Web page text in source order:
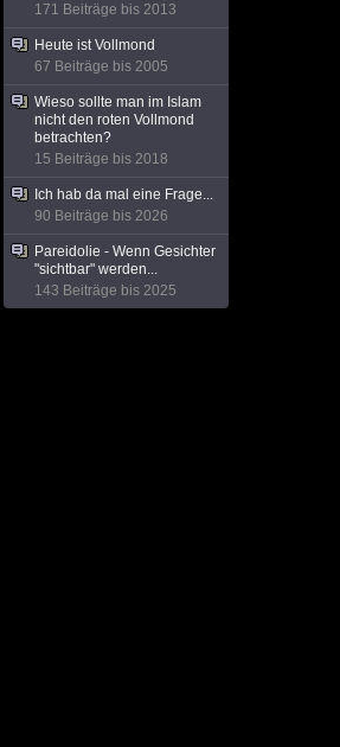
171 Beiträge bis 2013
Heute ist Vollmond
67 Beiträge bis 2005
Wieso sollte man im Islam
nicht den roten Vollmond
betrachten?
15 Beiträge bis 2018
Ich hab da mal eine Frage...
90 Beiträge bis 2026
Pareidolie - Wenn Gesichter
"sichtbar" werden...
143 Beiträge bis 2025